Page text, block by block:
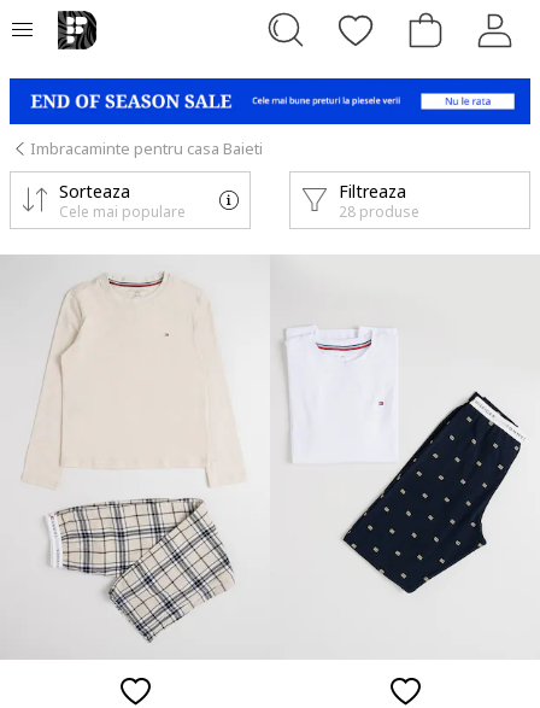
Imbracaminte pentru casa Baieti
Filtreaza
28 produse
Sorteaza
Cele mai populare